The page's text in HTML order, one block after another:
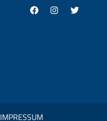
FacebookInstagram
Twitter
IMPRESSUM